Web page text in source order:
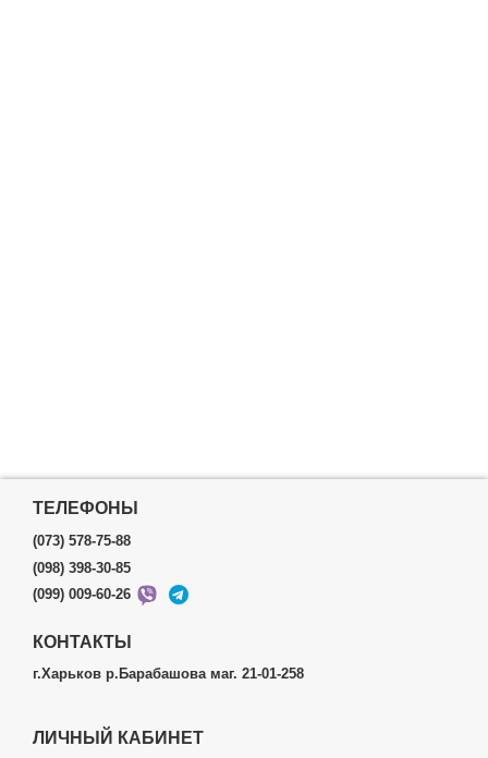
ТЕЛЕФОНЫ
(073) 578-75-88
(098) 398-30-85
(099) 009-60-26
КОНТАКТЫ
г.Харьков р.Барабашова маг. 21-01-258
ЛИЧНЫЙ КАБИНЕТ